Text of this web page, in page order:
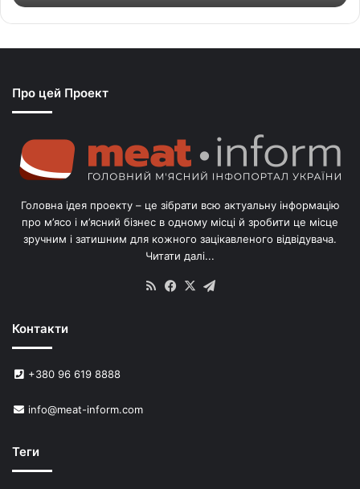
т
ь
п
о
е
й
У
р
ї
Про цей Проект
Головна ідея проекту – це зібрати всю актуальну інформацію
про м’ясо і м’ясний бізнес в одному місці й зробити це місце
зручним і затишним для кожного зацікавленого відвідувача.
Читати далі...
RSS Facebook
X
Контакти
+380 96 619 8888
info@meat-inform.com
Теги